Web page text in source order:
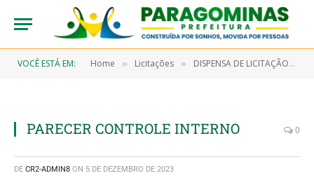
VOCÊ ESTÁ EM: Home » Licitações » DISPENSA DE LICITAÇÃO N° 7/2023-00024 (CONTRATAÇÕES DE SERVIÇOS ARTÍSTICOS DE APRESENTAÇÃO CULTURAL COM QUADRILHA JUNINA DE RECONHECIMENTO PERANTE A OPNIÃO PÚBLICA MUNICIPAL, PARA ATENDER A PROGRAMAÇÃO CULTURAL DO ARRAIAL MUNICIPAL DE PARAGOMINAS – 2023, COM O TEMA “A CELEBRAÇÃO DA COLHEITA DO MILHARAL)
PARECER CONTROLE INTERNO 0
DE CR2-ADMIN8 ON 5 DE DEZEMBRO DE 2023